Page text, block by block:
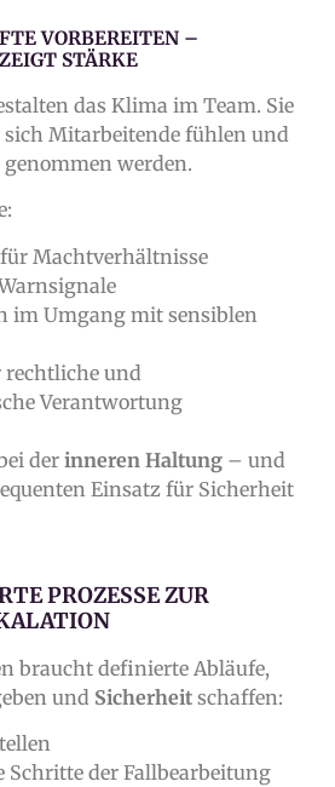
VORBEREITEN –
STÄRKE
das Klima im Team. Sie
sich Mitarbeitende fühlen und
werden.
Machtverhältnisse
im Umgang mit sensiblen
und
Verantwortung
der inneren Haltung – und
Einsatz für Sicherheit
PROZESSE ZUR
braucht definierte Abläufe,
und Sicherheit schaffen:
Schritte der Fallbearbeitung